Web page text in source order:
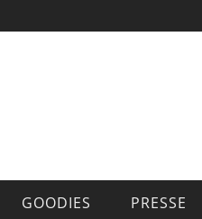
GOODIES PRESSE